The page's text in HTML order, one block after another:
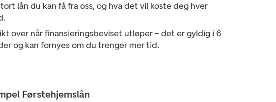
lån du kan få fra oss, og hva det vil koste deg hver
over når finansieringsbeviset utløper – det er gyldig i 6
og kan fornyes om du trenger mer tid.
Førstehjemslån